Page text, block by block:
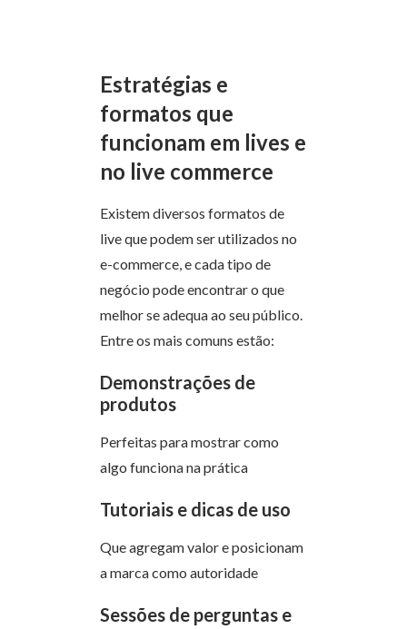
Estratégias e
formatos que
funcionam em lives e
no live commerce
Existem diversos formatos de
live que podem ser utilizados no
e-commerce, e cada tipo de
negócio pode encontrar o que
melhor se adequa ao seu público.
Entre os mais comuns estão:
Demonstrações de
produtos
Perfeitas para mostrar como
algo funciona na prática
Tutoriais e dicas de uso
Que agregam valor e posicionam
a marca como autoridade
Sessões de perguntas e